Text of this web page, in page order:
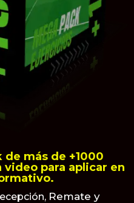
de más de +1000
para aplicar en
Remate y